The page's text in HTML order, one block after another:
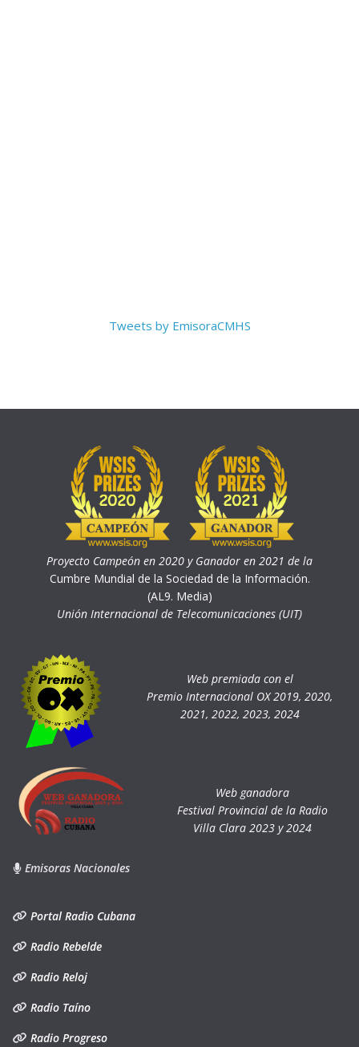
Tweets by EmisoraCMHS
Proyecto Campeón en 2020 y Ganador en 2021 de la
Cumbre Mundial de la Sociedad de la Información.
(AL9. Media)
Unión Internacional de Telecomunicaciones (UIT)
Web premiada con el
Premio Internacional OX 2019, 2020,
2021, 2022, 2023, 2024
Web ganadora
Festival Provincial de la Radio
Villa Clara 2023 y 2024
Emisoras Nacionales
Portal Radio Cubana
Radio Rebelde
Radio Reloj
Radio Taíno
Radio Progreso